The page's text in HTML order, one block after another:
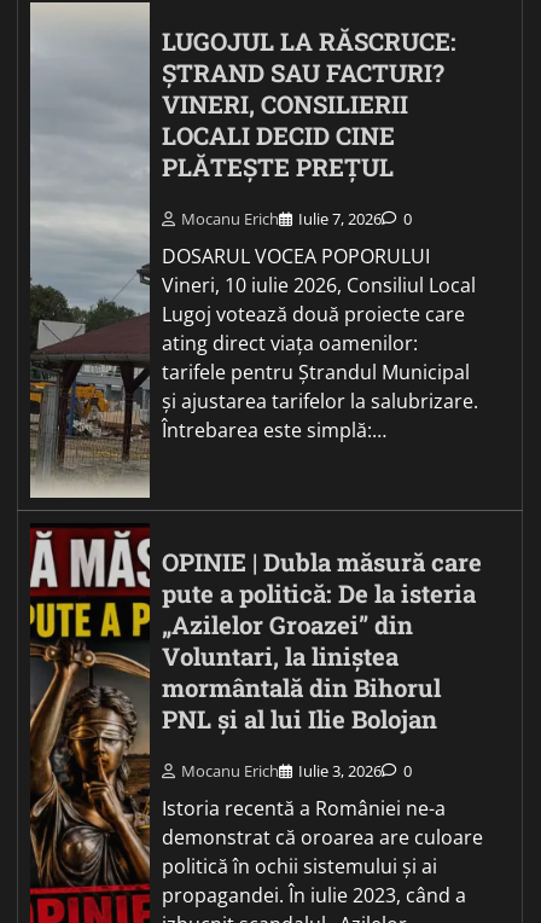
LUGOJUL LA RĂSCRUCE:
ȘTRAND SAU FACTURI?
VINERI, CONSILIERII
LOCALI DECID CINE
PLĂTEȘTE PREȚUL
Mocanu Erich Iulie 7, 2026 0
DOSARUL VOCEA POPORULUI
Vineri, 10 iulie 2026, Consiliul Local
Lugoj votează două proiecte care
ating direct viața oamenilor:
tarifele pentru Ștrandul Municipal
și ajustarea tarifelor la salubrizare.
Întrebarea este simplă:…
OPINIE | Dubla măsură care
pute a politică: De la isteria
„Azilelor Groazei” din
Voluntari, la liniștea
mormântală din Bihorul
PNL și al lui Ilie Bolojan
Mocanu Erich Iulie 3, 2026 0
Istoria recentă a României ne-a
demonstrat că oroarea are culoare
politică în ochii sistemului și ai
propagandei. În iulie 2023, când a